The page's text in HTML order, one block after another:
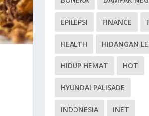
EPILEPSI FINANCE
HEALTH HIDANGAN
HIDUP HEMAT HOT
HYUNDAI PALISADE
INDONESIA INET